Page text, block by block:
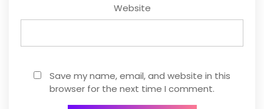
Website
Save my name, email, and website in this
browser for the next time I comment.